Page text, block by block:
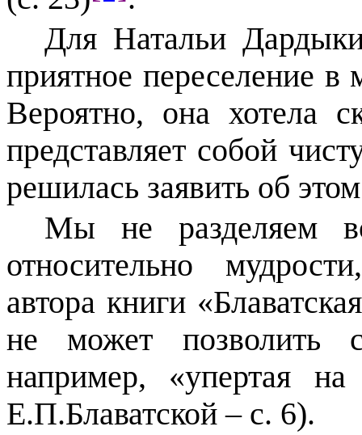
Для Натальи
приятное переселение
Вероятно, она хотела
представляет собой
решилась заявить об
Мы не разделяем
относительно
автора книги
не может позволить
например, «упертая
Е.П.Блаватской – с. 6).